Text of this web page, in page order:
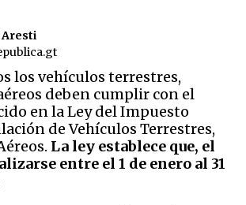
Aresti
los vehículos terrestres,
deben cumplir con el
en la Ley del Impuesto
de Vehículos Terrestres,
La ley establece que, el
entre el 1 de enero al 31